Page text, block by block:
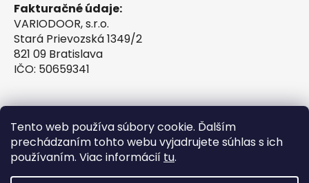
Tento web používa súbory cookie. Ďalším
prechádzaním tohto webu vyjadrujete súhlas s ich
používaním. Viac informácií tu.
Fakturačné údaje:
VARIODOOR, s.r.o.
Stará Prievozská 1349/2
821 09 Bratislava
IČO: 50659341